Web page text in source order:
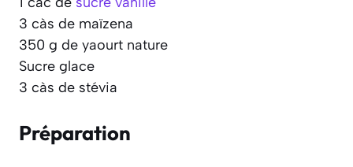
3 càs de maïzena
350 g de yaourt nature
Sucre glace
3 càs de stévia
Préparation